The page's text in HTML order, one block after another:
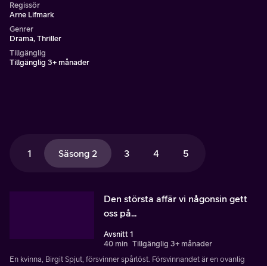
Regissör
Arne Lifmark
Genrer
Drama, Thriller
Tillgänglig
Tillgänglig 3+ månader
1 Säsong 2 3 4 5
Den största affär vi någonsin gett
oss på...
Avsnitt 1
40 min Tillgänglig 3+ månader
En kvinna, Birgit Spjut, försvinner spårlöst. Försvinnandet är en ovanlig